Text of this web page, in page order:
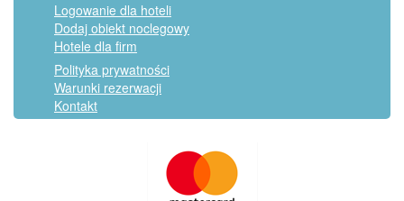
Logowanie dla hoteli
Dodaj obiekt noclegowy
Hotele dla firm
Polityka prywatności
Warunki rezerwacji
Kontakt